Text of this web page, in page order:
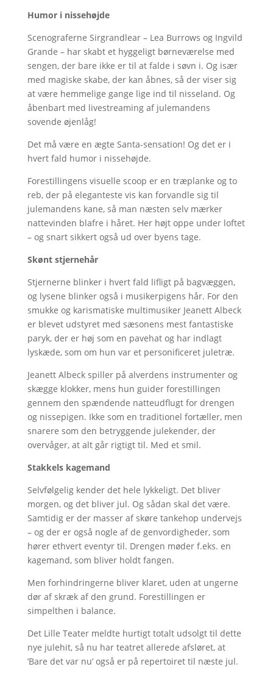
Humor i nissehøjde
Scenograferne Sirgrandlear – Lea Burrows og Ingvild
Grande – har skabt et hyggeligt børneværelse med
sengen, der bare ikke er til at falde i søvn i. Og især
med magiske skabe, der kan åbnes, så der viser sig
at være hemmelige gange lige ind til nisseland. Og
åbenbart med livestreaming af julemandens
sovende øjenlåg!
Det må være en ægte Santa-sensation! Og det er i
hvert fald humor i nissehøjde.
Forestillingens visuelle scoop er en træplanke og to
reb, der på eleganteste vis kan forvandle sig til
julemandens kane, så man næsten selv mærker
nattevinden blafre i håret. Her højt oppe under loftet
– og snart sikkert også ud over byens tage.
Skønt stjernehår
Stjernerne blinker i hvert fald lifligt på bagvæggen,
og lysene blinker også i musikerpigens hår. For den
smukke og karismatiske multimusiker Jeanett Albeck
er blevet udstyret med sæsonens mest fantastiske
paryk, der er høj som en pavehat og har indlagt
lyskæde, som om hun var et personificeret juletræ.
Jeanett Albeck spiller på alverdens instrumenter og
skægge klokker, mens hun guider forestillingen
gennem den spændende natteudflugt for drengen
og nissepigen. Ikke som en traditionel fortæller, men
snarere som den betryggende julekender, der
overvåger, at alt går rigtigt til. Med et smil.
Stakkels kagemand
Selvfølgelig kender det hele lykkeligt. Det bliver
morgen, og det bliver jul. Og sådan skal det være.
Samtidig er der masser af skøre tankehop undervejs
– og der er også nogle af de genvordigheder, som
hører ethvert eventyr til. Drengen møder f.eks. en
kagemand, som bliver holdt fangen.
Men forhindringerne bliver klaret, uden at ungerne
dør af skræk af den grund. Forestillingen er
simpelthen i balance.
Det Lille Teater meldte hurtigt totalt udsolgt til dette
nye julehit, så nu har teatret allerede afsløret, at
’Bare det var nu’ også er på repertoiret til næste jul.